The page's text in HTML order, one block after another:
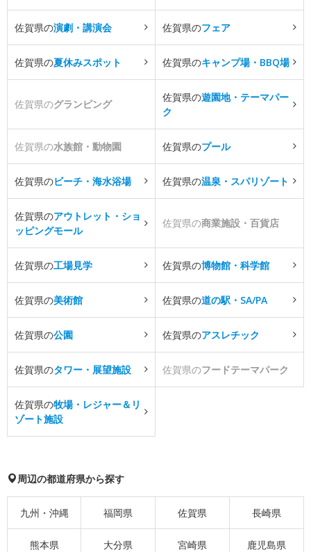
佐賀県の演劇・講演会 佐賀県のフェア
佐賀県の夏休みスポット 佐賀県のキャンプ場・BBQ場
佐賀県のグランピング
佐賀県の遊園地・テーマパー
ク
佐賀県の水族館・動物園 佐賀県のプール
佐賀県のビーチ・海水浴場 佐賀県の温泉・スパリゾート
佐賀県のアウトレット・ショ
ッピングモール
佐賀県の商業施設・百貨店
佐賀県の工場見学 佐賀県の博物館・科学館
佐賀県の美術館 佐賀県の道の駅・SA/PA
佐賀県の公園 佐賀県のアスレチック
佐賀県のタワー・展望施設 佐賀県のフードテーマパーク
佐賀県の牧場・レジャー＆リ
ゾート施設
周辺の都道府県から探す
九州・沖縄 福岡県 佐賀県 長崎県
熊本県 大分県 宮崎県 鹿児島県